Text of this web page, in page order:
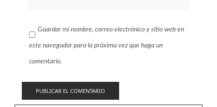
Guardar mi nombre, correo electrónico y sitio web en
este navegador para la próxima vez que haga un
comentario.